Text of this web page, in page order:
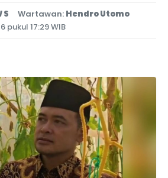
S Wartawan: Hendro Utomo
pukul 17:29 WIB